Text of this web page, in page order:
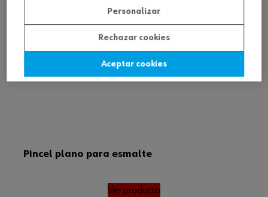
Pincel plano para esmalte
Ver producto
Personalizar
Rechazar cookies
Aceptar cookies